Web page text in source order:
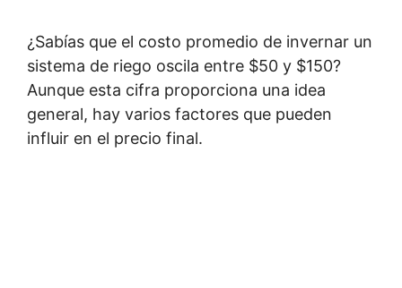
¿Sabías que el costo promedio de invernar un
sistema de riego oscila entre $50 y $150?
Aunque esta cifra proporciona una idea
general, hay varios factores que pueden
influir en el precio final.